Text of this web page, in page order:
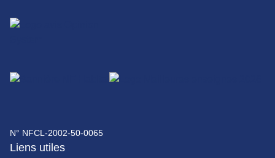
N° NFCL-2002-50-0065
Liens utiles